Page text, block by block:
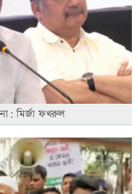
না: মির্জা ফখরুল